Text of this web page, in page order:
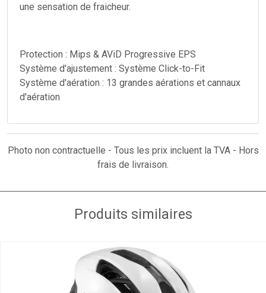
une sensation de fraicheur.
Protection : Mips & AViD Progressive EPS
Système d'ajustement : Système Click-to-Fit
Système d'aération : 13 grandes aérations et cannaux
d'aération
Photo non contractuelle - Tous les prix incluent la TVA - Hors
frais de livraison.
Produits similaires